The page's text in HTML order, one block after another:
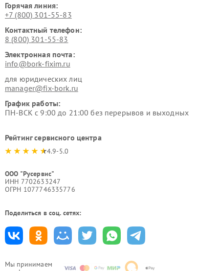
Мы принимаем
Горячая линия:
+7 (800) 301-55-83
Контактный телефон:
8 (800) 301-55-83
Электронная почта:
info@bork-fixim.ru
для юридических лиц
manager@fix-bork.ru
График работы:
ПН-ВСК с 9:00 до 21:00 без перерывов и выходных
Рейтинг сервисного центра
4.9-5.0
ООО "Русервис"
ИНН 7702633247
ОГРН 1077746335776
Поделиться в соц. сетях: